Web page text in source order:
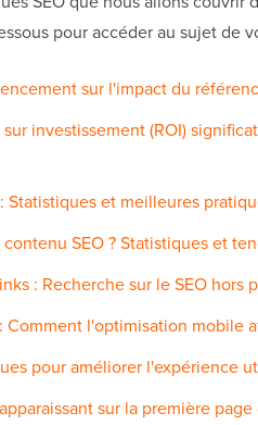
pour accéder au sujet de
sur l'impact du
investissement (ROI)
Statistiques et meilleures
SEO ? Statistiques et
: Recherche sur le SEO hors
Comment l'optimisation mobile
pour améliorer l'expérience
sur la première